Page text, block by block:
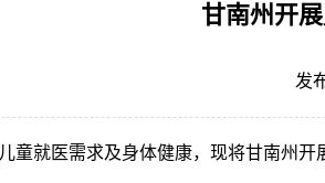
甘南州开
发
童就医需求及身体健康，现将甘南州